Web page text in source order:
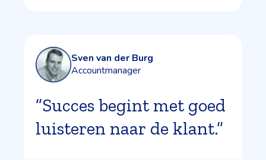
Sven van der Burg
Accountmanager
”Succes begint met goed
luisteren naar de klant.”